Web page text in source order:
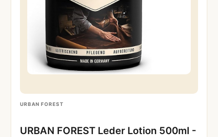
URBAN FOREST
URBAN FOREST Leder Lotion 500ml -